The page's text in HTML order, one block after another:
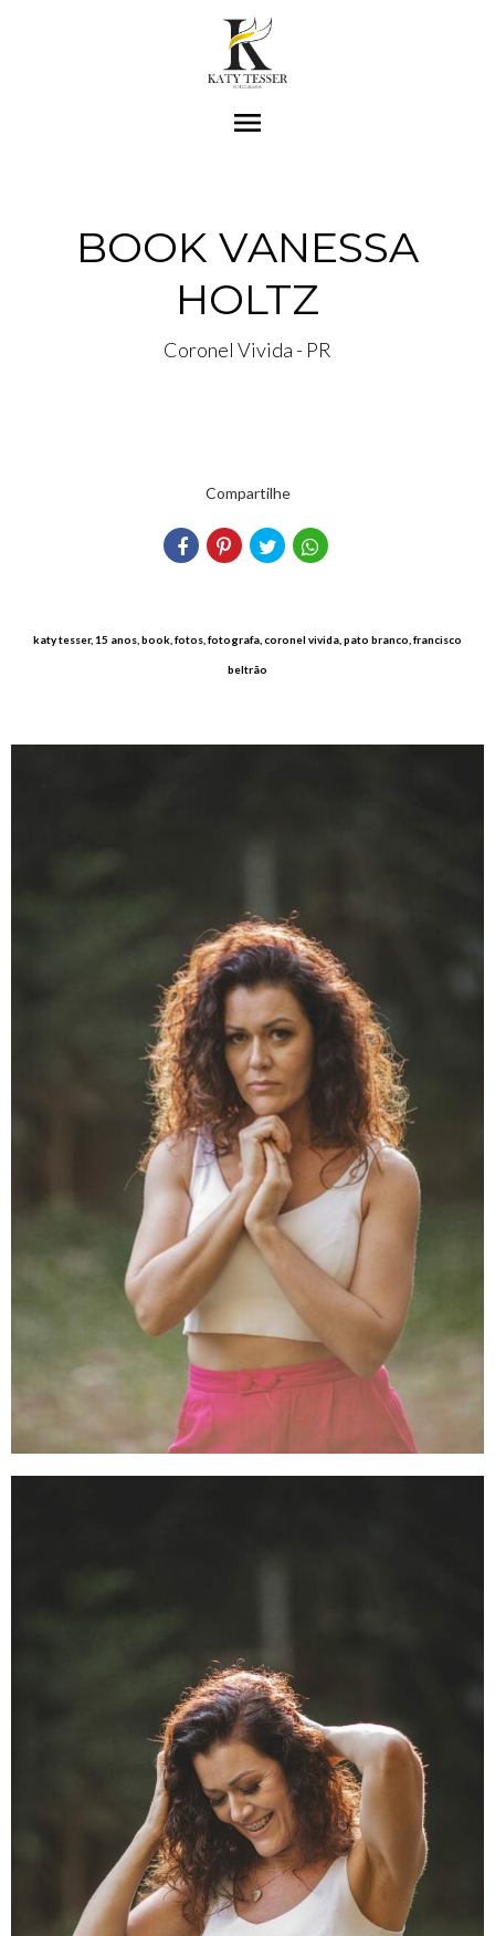
menu
BOOK VANESSA
HOLTZ
Coronel Vivida - PR
Compartilhe
katy tesser, 15 anos, book, fotos, fotografa, coronel vivida, pato branco, francisco
beltrão